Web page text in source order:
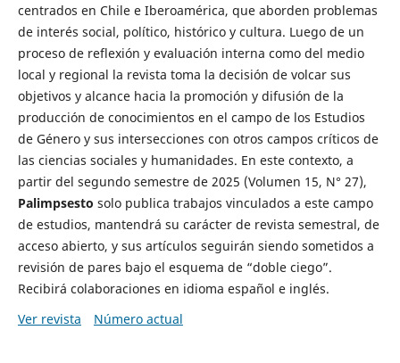
centrados en Chile e Iberoamérica, que aborden problemas
de interés social, político, histórico y cultura. Luego de un
proceso de reflexión y evaluación interna como del medio
local y regional la revista toma la decisión de volcar sus
objetivos y alcance hacia la promoción y difusión de la
producción de conocimientos en el campo de los Estudios
de Género y sus intersecciones con otros campos críticos de
las ciencias sociales y humanidades. En este contexto, a
partir del segundo semestre de 2025 (Volumen 15, N° 27),
Palimpsesto solo publica trabajos vinculados a este campo
de estudios, mantendrá su carácter de revista semestral, de
acceso abierto, y sus artículos seguirán siendo sometidos a
revisión de pares bajo el esquema de “doble ciego”.
Recibirá colaboraciones en idioma español e inglés.
Ver revista
Número actual